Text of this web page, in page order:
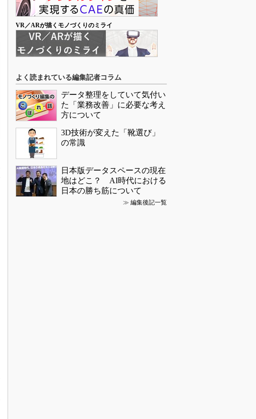
VR／ARが描くモノづくりのミライ
よく読まれている編集記者コラム
データ整理をしていて気付い
た「業務改善」に必要な考え
方について
3D技術が変えた「靴選び」
の常識
日本版データスペースの現在
地はどこ？ AI時代における
日本の勝ち筋について
≫ 編集後記一覧